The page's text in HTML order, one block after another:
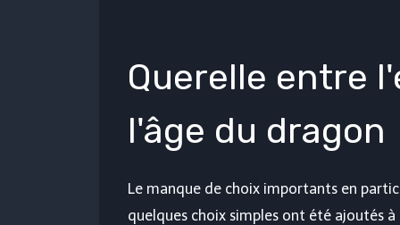
Querelle entre
l'âge du dragon
Le manque de choix importants en
quelques choix simples ont été ajoutés